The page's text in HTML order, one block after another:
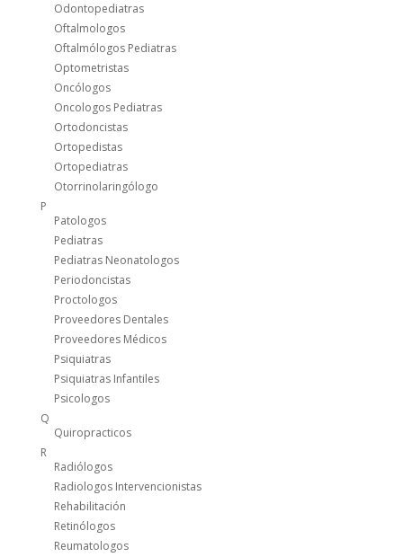
Odontopediatras
Oftalmologos
Oftalmólogos Pediatras
Optometristas
Oncólogos
Oncologos Pediatras
Ortodoncistas
Ortopedistas
Ortopediatras
Otorrinolaringólogo
P
Patologos
Pediatras
Pediatras Neonatologos
Periodoncistas
Proctologos
Proveedores Dentales
Proveedores Médicos
Psiquiatras
Psiquiatras Infantiles
Psicologos
Q
Quiropracticos
R
Radiólogos
Radiologos Intervencionistas
Rehabilitación
Retinólogos
Reumatologos